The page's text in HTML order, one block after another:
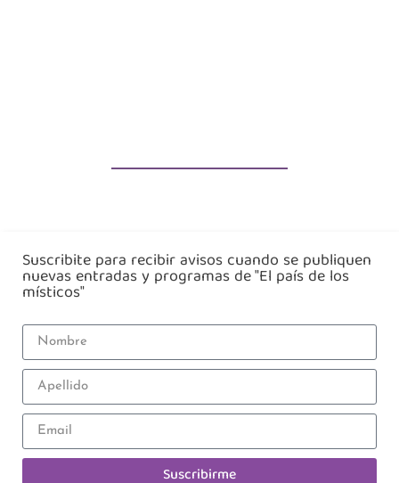
Suscribite para recibir avisos cuando se publiquen
nuevas entradas y programas de "El país de los
místicos"
Suscribirme